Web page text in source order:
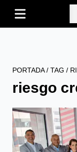
PORTADA/ TAG /
riesgo